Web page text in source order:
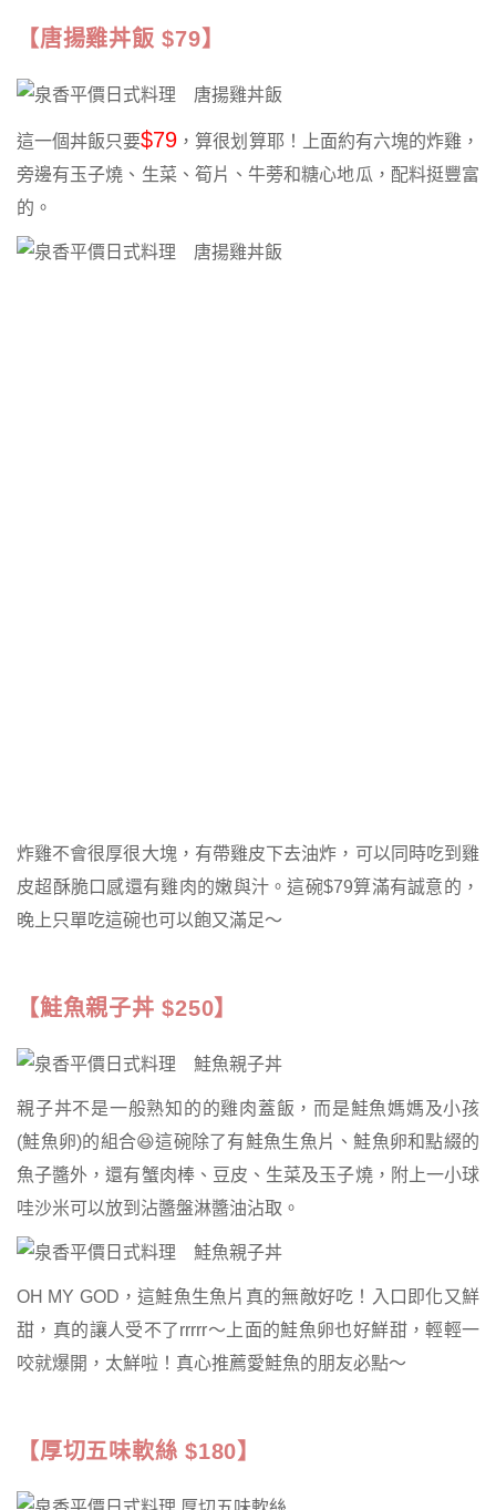
【唐揚雞丼飯 $79】
這一個丼飯只要$79 ，算很划算耶！上面約有六塊的炸雞，
旁邊有玉子燒、生菜、筍片、牛蒡和糖心地瓜，配料挺豐富
的。
炸雞不會很厚很大塊，有帶雞皮下去油炸，可以同時吃到雞
皮超酥脆口感還有雞肉的嫩與汁。這碗$79算滿有誠意的，
晚上只單吃這碗也可以飽又滿足～
【鮭魚親子丼 $250】
親子丼不是一般熟知的的雞肉蓋飯，而是鮭魚媽媽及小孩
(鮭魚卵)的組合😆這碗除了有鮭魚生魚片、鮭魚卵和點綴的
魚子醬外，還有蟹肉棒、豆皮、生菜及玉子燒，附上一小球
哇沙米可以放到沾醬盤淋醬油沾取。
OH MY GOD，這鮭魚生魚片真的無敵好吃！入口即化又鮮
甜，真的讓人受不了rrrrr～上面的鮭魚卵也好鮮甜，輕輕一
咬就爆開，太鮮啦！真心推薦愛鮭魚的朋友必點～
【厚切五味軟絲 $180】